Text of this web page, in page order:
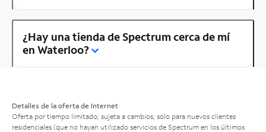
¿Hay una tienda de Spectrum cerca de mí
en Waterloo?
Detalles de la oferta de Internet
Oferta por tiempo limitado; sujeta a cambios; solo para nuevos clientes
residenciales (que no hayan utilizado servicios de Spectrum en los últimos